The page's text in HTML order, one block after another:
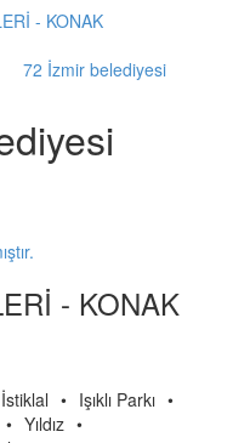
- KONAK
72 İzmir belediyesi
- KONAK
İstiklal • Işıklı Parkı •
• Yıldız •